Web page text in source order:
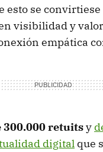
esto se
visibilidad y
empática
300.000 retuitsy
digital que